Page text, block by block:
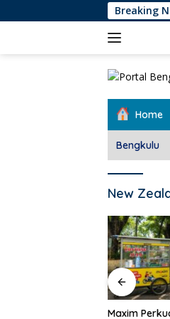
ke
Breaking
Home
Bengkulu
New
Digelar
Kegiatan
Mukomuko
Sukses